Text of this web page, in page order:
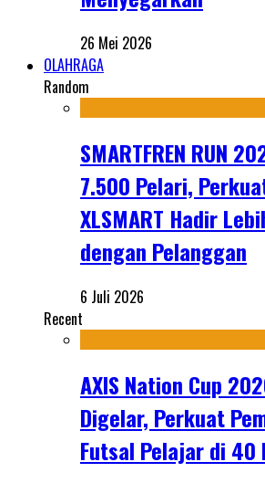
26 Mei 2026
OLAHRAGA
Random
SMARTFREN RUN
7.500 Pelari,
XLSMART Hadir
dengan Pelanggan
6 Juli 2026
Recent
AXIS Nation Cup
Digelar, Perkuat
Futsal Pelajar di 40